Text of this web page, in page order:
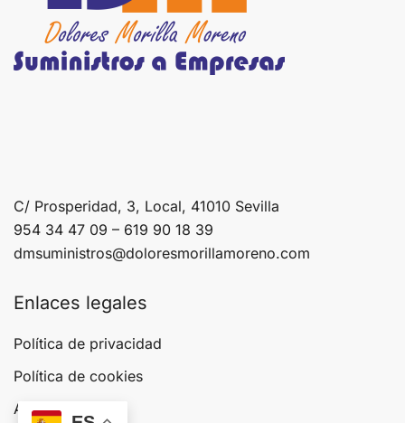
C/ Prosperidad, 3, Local, 41010 Sevilla
954 34 47 09 – 619 90 18 39
dmsuministros@doloresmorillamoreno.com
Enlaces legales
Política de privacidad
Política de cookies
Aviso legal